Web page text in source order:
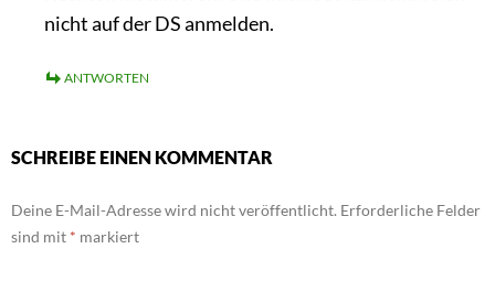
nicht auf der DS anmelden.
ANTWORTEN
SCHREIBE EINEN KOMMENTAR
Deine E-Mail-Adresse wird nicht veröffentlicht. Erforderliche Felder
sind mit * markiert